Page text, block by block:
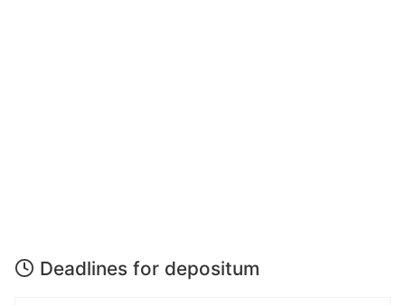
Deadlines for depositum